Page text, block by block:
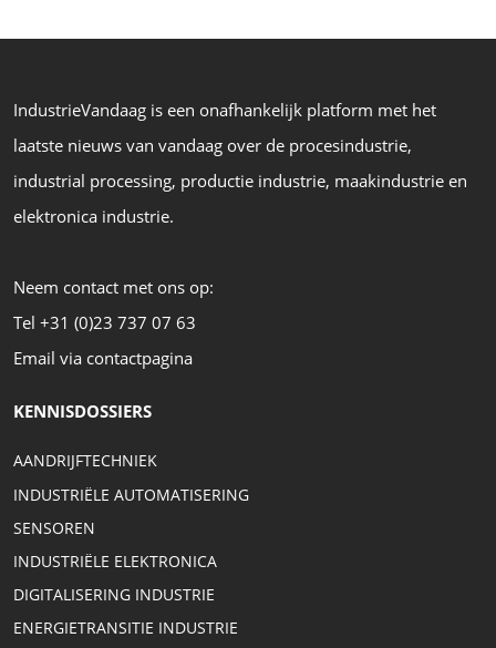
IndustrieVandaag is een onafhankelijk platform met het
laatste nieuws van vandaag over de procesindustrie,
industrial processing, productie industrie, maakindustrie en
elektronica industrie.
Neem contact met ons op:
Tel +31 (0)23 737 07 63
Email via contactpagina
KENNISDOSSIERS
AANDRIJFTECHNIEK
INDUSTRIËLE AUTOMATISERING
SENSOREN
INDUSTRIËLE ELEKTRONICA
DIGITALISERING INDUSTRIE
ENERGIETRANSITIE INDUSTRIE